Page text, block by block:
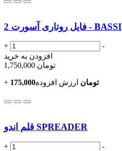
فایل روتاری آسورت 2 - BASSI
+
-
افزودن به خرید
1,750,000 تومان
+ 175,000تومان ارزش افزوده
قلم اندو SPREADER
+
-